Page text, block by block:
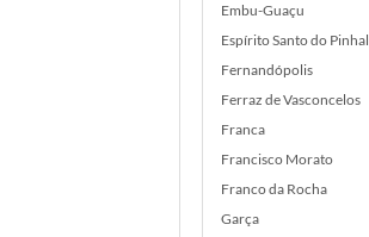
Embu-Guaçu
Espírito Santo do Pinhal
Fernandópolis
Ferraz de Vasconcelos
Franca
Francisco Morato
Franco da Rocha
Garça